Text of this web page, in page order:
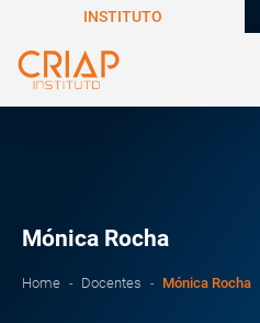
INSTITUTO
Mónica Rocha
Home Docentes Mónica Rocha